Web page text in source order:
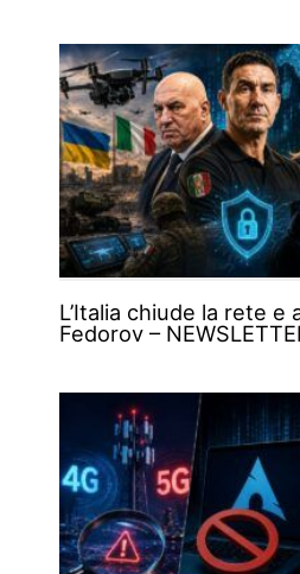
L’Italia chiude la rete e
Fedorov –